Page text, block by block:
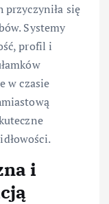
przyczyniła się
Systemy
profil i
w czasie
i